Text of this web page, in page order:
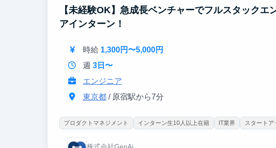
事業が生まれる・伸びる瞬間を一緒に楽しめる仲間をお待ちしていま
【未経験OK】急成長ベンチャーでフルスタックエ
アインターン！
時給 1,300円〜5,000円
週 3日〜
エンジニア
東京都/ 原宿駅から7分
プロダクトマネジメント インターン生10人以上在籍 IT業界 スタートア